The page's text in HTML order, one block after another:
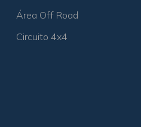
Área Off Road
Circuito 4x4